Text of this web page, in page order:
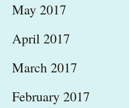
May 2017
April 2017
March 2017
February 2017